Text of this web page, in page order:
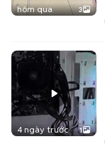
hôm qua 3
4 ngày trước 1